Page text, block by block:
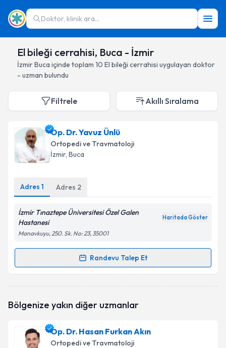
Doktor, klinik ara...
El bileği cerrahisi, Buca - İzmir
İzmirBuca içinde toplam 10 El bileği cerrahisi uygulayan doktor
- uzman bulundu
Filtrele Akıllı Sıralama
Op. Dr. Yavuz Ünlü
Ortopedi ve Travmatoloji
İzmir, Buca
Adres 1 Adres 2
İzmir Tınaztepe Üniversitesi Özel Galen
Hastanesi
Haritada Göster
Manavkuyu, 250. Sk. No: 23, 35001
Randevu Talep Et
Randevu Takvimi Talebi
oluşturun. Size bu uzmandan randevu almanız için bir
E-posta Adresiniz
Bölgenize yakın diğer uzmanlar
Op. Dr. Hasan Furkan Akın
Ortopedi ve Travmatoloji